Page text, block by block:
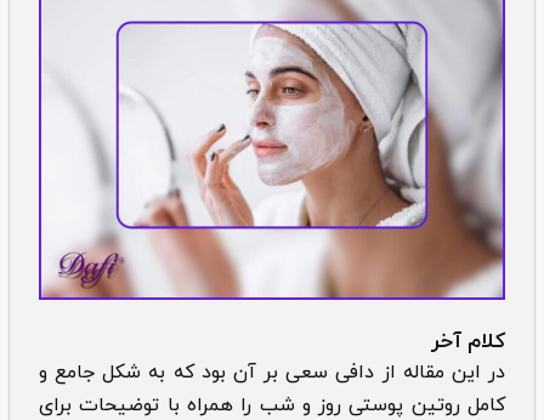
کلام آخر
در این مقاله از دافی سعی بر آن بود که به شکل جامع و
کامل روتین پوستی روز و شب را همراه با توضیحات برای